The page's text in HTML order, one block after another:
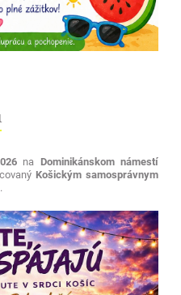
na
Dominikánskom námestí
Košickým samosprávnym
.